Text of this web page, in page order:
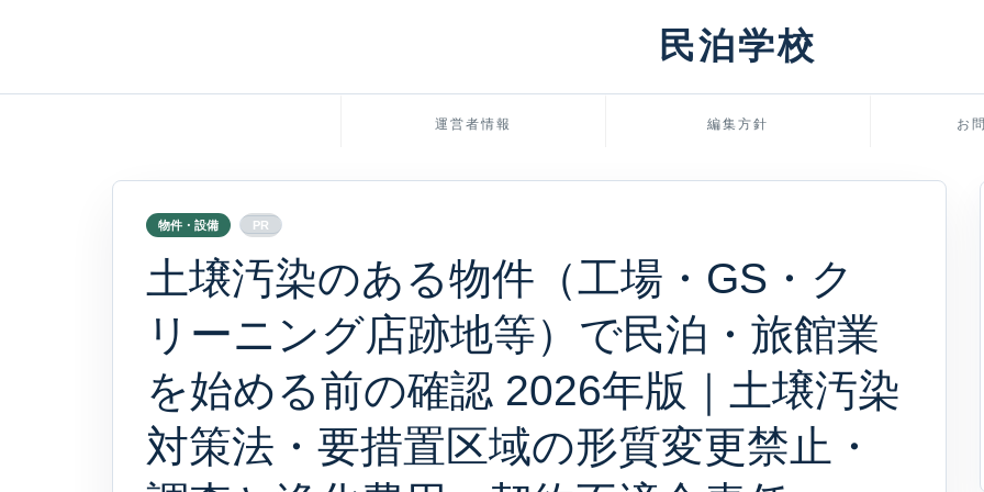
民泊学校
運営者情報 編集方針 お
物件・設備 PR
土壌汚染のある物件（工場・GS・ク
リーニング店跡地等）で民泊・旅館業
を始める前の確認 2026年版｜土壌汚染
対策法・要措置区域の形質変更禁止・